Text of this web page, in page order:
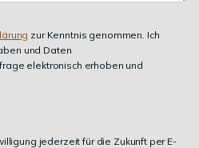
zur Kenntnis genommen. Ich
und Daten
elektronisch erhoben und
jederzeit für die Zukunft per E-